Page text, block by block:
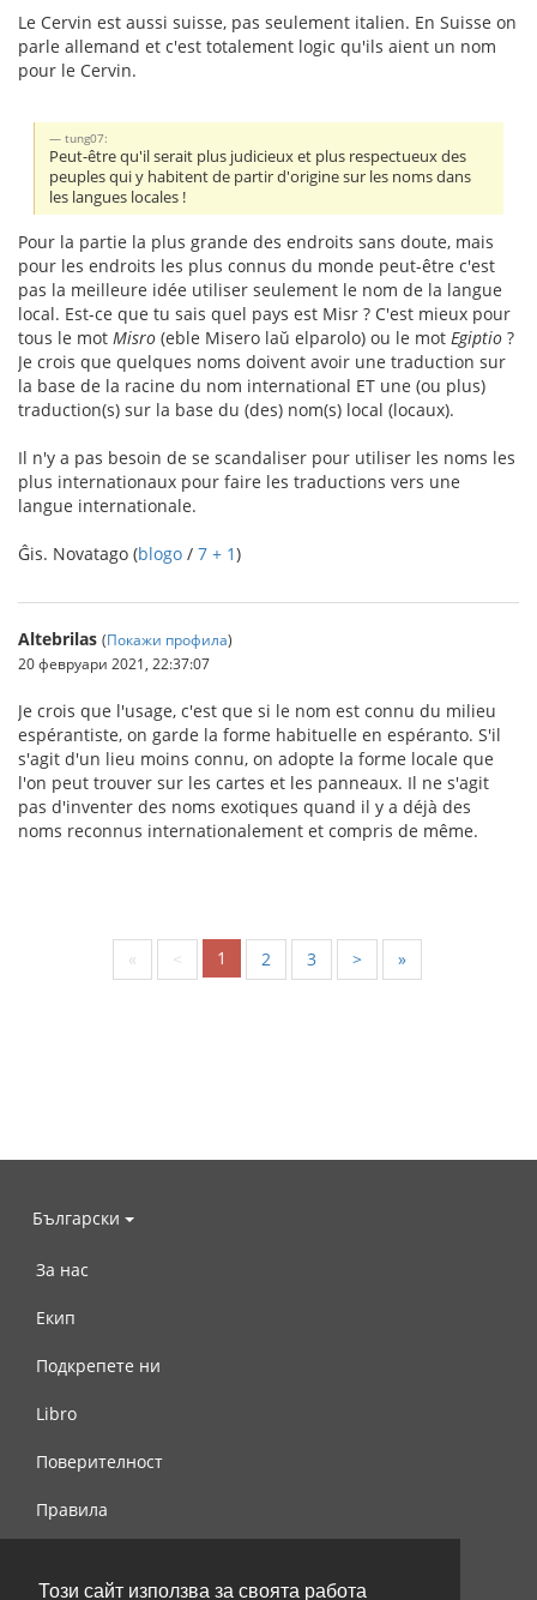
Този сайт използва за своята работа
Le Cervin est aussi suisse, pas seulement italien. En Suisse on
parle allemand et c'est totalement logic qu'ils aient un nom
pour le Cervin.
tung07:
Peut-être qu'il serait plus judicieux et plus respectueux des
peuples qui y habitent de partir d'origine sur les noms dans
les langues locales !
Pour la partie la plus grande des endroits sans doute, mais
pour les endroits les plus connus du monde peut-être c'est
pas la meilleure idée utiliser seulement le nom de la langue
local. Est-ce que tu sais quel pays est Misr ? C'est mieux pour
tous le mot Misro (eble Misero laŭ elparolo) ou le mot Egiptio ?
Je crois que quelques noms doivent avoir une traduction sur
la base de la racine du nom international ET une (ou plus)
traduction(s) sur la base du (des) nom(s) local (locaux).
Il n'y a pas besoin de se scandaliser pour utiliser les noms les
plus internationaux pour faire les traductions vers une
langue internationale.
Ĝis. Novatago (blogo / 7 + 1)
Altebrilas (Покажи профила)
20 февруари 2021, 22:37:07
Je crois que l'usage, c'est que si le nom est connu du milieu
espérantiste, on garde la forme habituelle en espéranto. S'il
s'agit d'un lieu moins connu, on adopte la forme locale que
l'on peut trouver sur les cartes et les panneaux. Il ne s'agit
pas d'inventer des noms exotiques quand il y a déjà des
noms reconnus internationalement et compris de même.
« < 1 2 3 > »
Български
За нас
Екип
Подкрепете ни
Libro
Поверителност
Правила